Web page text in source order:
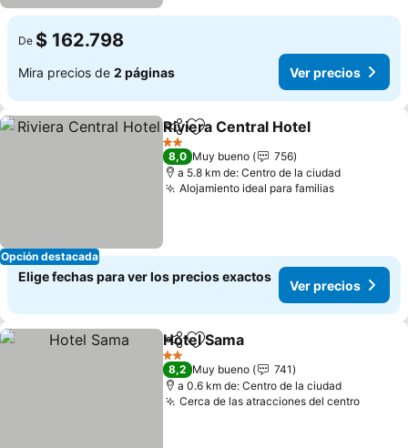
De $ 162.798
Mira precios de 2 páginas Ver precios
Opción destacada
CompartirAgregar a favoritos
Riviera Central Hotel
2 Estrellas
8,0 Muy bueno
756
a 5.8 km de: Centro de la ciudad
Alojamiento ideal para familias
Elige fechas para ver los precios exactos
Ver precios
CompartirAgregar a favoritos
Hotel Sama
2 Estrellas
8,2 Muy bueno
741
a 0.6 km de: Centro de la ciudad
Cerca de las atracciones del centro